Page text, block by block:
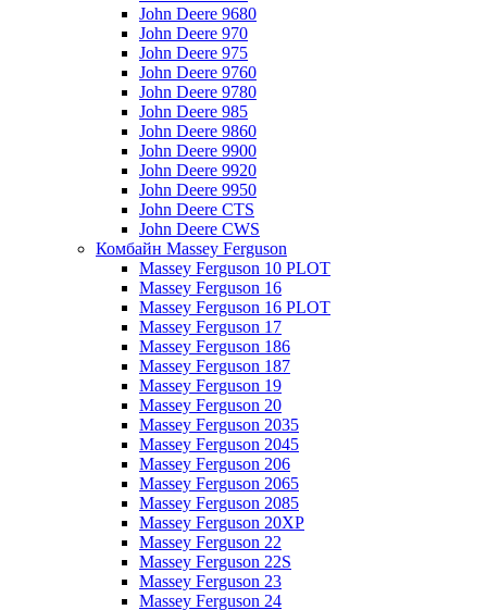
John Deere 9680
John Deere 970
John Deere 975
John Deere 9760
John Deere 9780
John Deere 985
John Deere 9860
John Deere 9900
John Deere 9920
John Deere 9950
John Deere CTS
John Deere CWS
Комбайн Massey Ferguson
Massey Ferguson 10 PLOT
Massey Ferguson 16
Massey Ferguson 16 PLOT
Massey Ferguson 17
Massey Ferguson 186
Massey Ferguson 187
Massey Ferguson 19
Massey Ferguson 20
Massey Ferguson 2035
Massey Ferguson 2045
Massey Ferguson 206
Massey Ferguson 2065
Massey Ferguson 2085
Massey Ferguson 20XP
Massey Ferguson 22
Massey Ferguson 22S
Massey Ferguson 23
Massey Ferguson 24